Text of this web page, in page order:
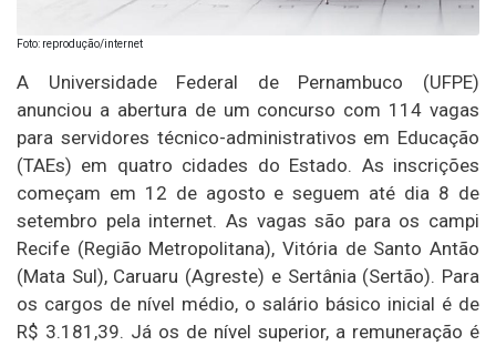
Foto: reprodução/internet
A Universidade Federal de Pernambuco (UFPE)
anunciou a abertura de um concurso com 114 vagas
para servidores técnico-administrativos em Educação
(TAEs) em quatro cidades do Estado. As inscrições
começam em 12 de agosto e seguem até dia 8 de
setembro pela internet. As vagas são para os campi
Recife (Região Metropolitana), Vitória de Santo Antão
(Mata Sul), Caruaru (Agreste) e Sertânia (Sertão). Para
os cargos de nível médio, o salário básico inicial é de
R$ 3.181,39. Já os de nível superior, a remuneração é